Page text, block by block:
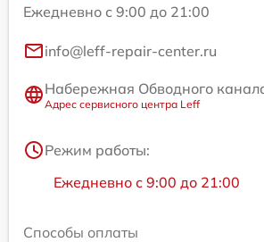
Ежедневно с 9:00 до 21:00
info@leff-repair-center.ru
Набережная Обводного
Адрес сервисного центра Leff
Режим работы:
Ежедневно с 9:00 до 21:00
Способы оплаты